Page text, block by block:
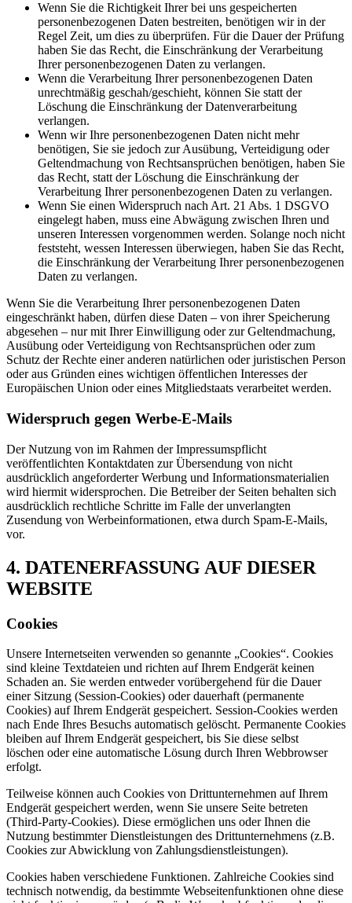
Wenn Sie die Richtigkeit Ihrer bei uns gespeicherten
personenbezogenen Daten bestreiten, benötigen wir in der
Regel Zeit, um dies zu überprüfen. Für die Dauer der Prüfung
haben Sie das Recht, die Einschränkung der Verarbeitung
Ihrer personenbezogenen Daten zu verlangen.
Wenn die Verarbeitung Ihrer personenbezogenen Daten
unrechtmäßig geschah/geschieht, können Sie statt der
Löschung die Einschränkung der Datenverarbeitung
verlangen.
Wenn wir Ihre personenbezogenen Daten nicht mehr
benötigen, Sie sie jedoch zur Ausübung, Verteidigung oder
Geltendmachung von Rechtsansprüchen benötigen, haben Sie
das Recht, statt der Löschung die Einschränkung der
Verarbeitung Ihrer personenbezogenen Daten zu verlangen.
Wenn Sie einen Widerspruch nach Art. 21 Abs. 1 DSGVO
eingelegt haben, muss eine Abwägung zwischen Ihren und
unseren Interessen vorgenommen werden. Solange noch nicht
feststeht, wessen Interessen überwiegen, haben Sie das Recht,
die Einschränkung der Verarbeitung Ihrer personenbezogenen
Daten zu verlangen.
Wenn Sie die Verarbeitung Ihrer personenbezogenen Daten
eingeschränkt haben, dürfen diese Daten – von ihrer Speicherung
abgesehen – nur mit Ihrer Einwilligung oder zur Geltendmachung,
Ausübung oder Verteidigung von Rechtsansprüchen oder zum
Schutz der Rechte einer anderen natürlichen oder juristischen Person
oder aus Gründen eines wichtigen öffentlichen Interesses der
Europäischen Union oder eines Mitgliedstaats verarbeitet werden.
Widerspruch gegen Werbe-E-Mails
Der Nutzung von im Rahmen der Impressumspflicht
veröffentlichten Kontaktdaten zur Übersendung von nicht
ausdrücklich angeforderter Werbung und Informationsmaterialien
wird hiermit widersprochen. Die Betreiber der Seiten behalten sich
ausdrücklich rechtliche Schritte im Falle der unverlangten
Zusendung von Werbeinformationen, etwa durch Spam-E-Mails,
vor.
4. DATENERFASSUNG AUF DIESER
WEBSITE
Cookies
Unsere Internetseiten verwenden so genannte „Cookies“. Cookies
sind kleine Textdateien und richten auf Ihrem Endgerät keinen
Schaden an. Sie werden entweder vorübergehend für die Dauer
einer Sitzung (Session-Cookies) oder dauerhaft (permanente
Cookies) auf Ihrem Endgerät gespeichert. Session-Cookies werden
nach Ende Ihres Besuchs automatisch gelöscht. Permanente Cookies
bleiben auf Ihrem Endgerät gespeichert, bis Sie diese selbst
löschen oder eine automatische Lösung durch Ihren Webbrowser
erfolgt.
Teilweise können auch Cookies von Drittunternehmen auf Ihrem
Endgerät gespeichert werden, wenn Sie unsere Seite betreten
(Third-Party-Cookies). Diese ermöglichen uns oder Ihnen die
Nutzung bestimmter Dienstleistungen des Drittunternehmens (z.B.
Cookies zur Abwicklung von Zahlungsdienstleistungen).
Cookies haben verschiedene Funktionen. Zahlreiche Cookies sind
technisch notwendig, da bestimmte Webseitenfunktionen ohne diese